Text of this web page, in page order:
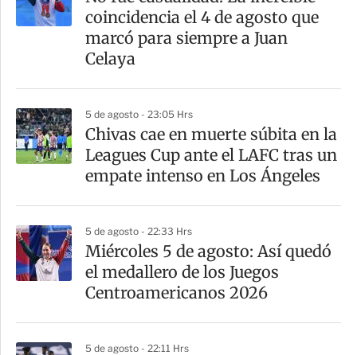
r
t
coincidencia el 4 de agosto que
marcó para siempre a Juan
Celaya
5 de agosto - 23:05 Hrs
Chivas cae en muerte súbita en la
Leagues Cup ante el LAFC tras un
empate intenso en Los Ángeles
5 de agosto - 22:33 Hrs
Miércoles 5 de agosto: Así quedó
el medallero de los Juegos
Centroamericanos 2026
5 de agosto - 22:11 Hrs